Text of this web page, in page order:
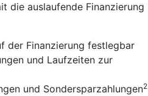
die auslaufende Finanzierung
der Finanzierung festlegbar
und Laufzeiten zur
und Sondersparzahlungen2